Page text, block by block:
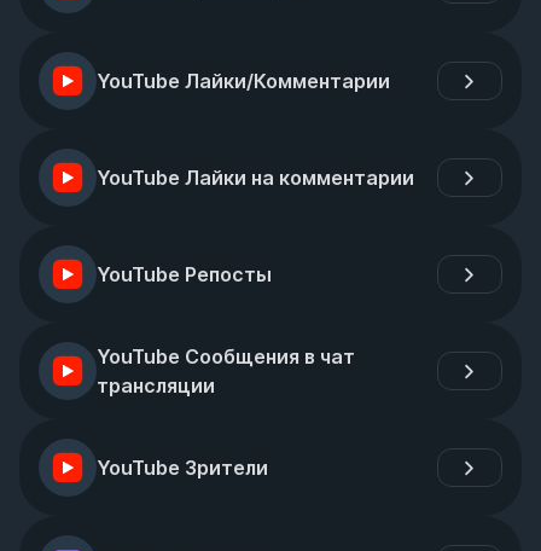
YouTube Лайки/Комментарии
YouTube Лайки на комментарии
YouTube Репосты
YouTube Сообщения в чат
трансляции
YouTube Зрители